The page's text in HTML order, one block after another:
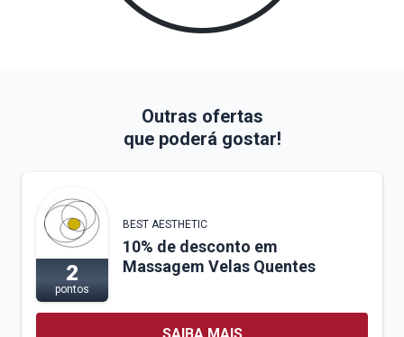
Outras ofertas
que poderá gostar!
2
pontos
BEST AESTHETIC
10% de desconto em
Massagem Velas Quentes